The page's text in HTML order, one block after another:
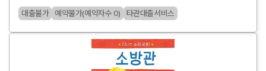
대출불가 예약불가(예약자수 0) 타관대출서비스